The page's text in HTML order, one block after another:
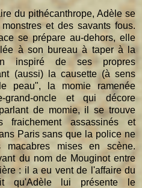
du pithécanthrope, Adèle se
et des savants fous.
se prépare au-dehors, elle
à son bureau à taper à la
inspiré de ses propres
(aussi) la causette (à sens
peau", la momie ramenée
grand-oncle et qui décore
de momie, il se trouve
fraichement assassinés et
Paris sans que la police ne
macabres mises en scène.
du nom de Mouginot entre
: il a eu vent de l'affaire du
qu'Adèle lui présente le